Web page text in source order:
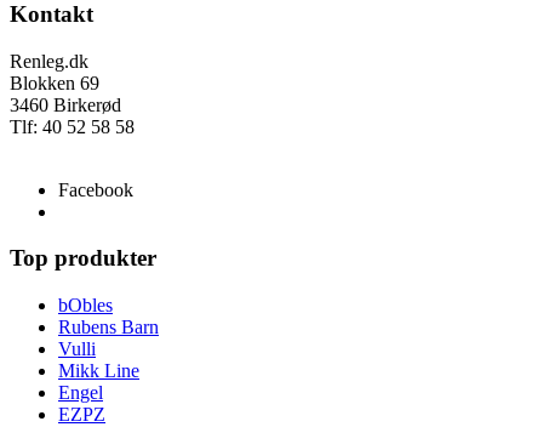
Kontakt
Renleg.dk
Blokken 69
3460 Birkerød
Tlf: 40 52 58 58
Facebook
Top produkter
bObles
Rubens Barn
Vulli
Mikk Line
Engel
EZPZ